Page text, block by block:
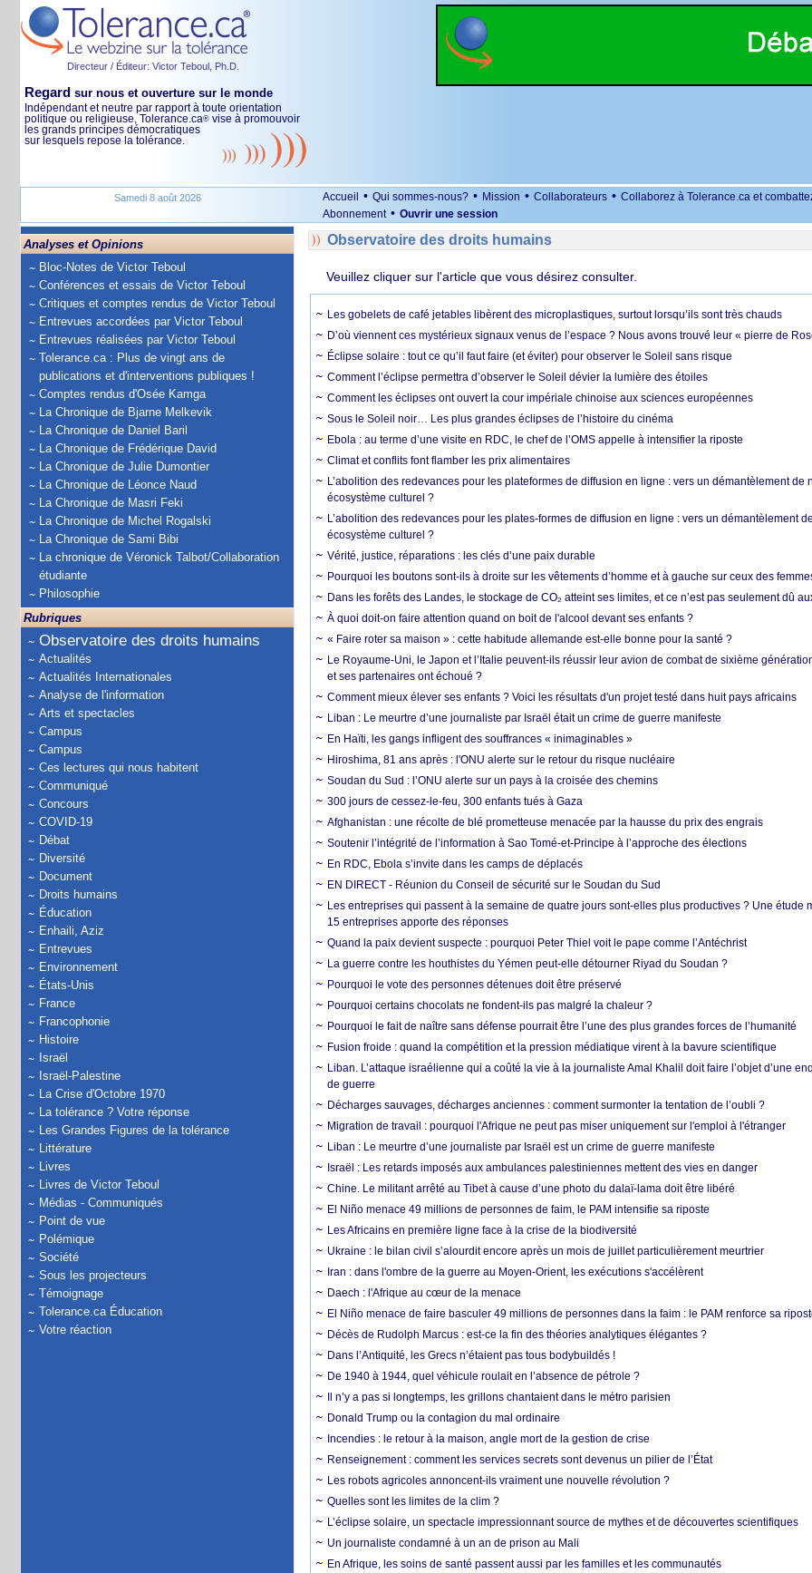
Directeur / Éditeur: Victor Teboul, Ph.D.
Regard sur nous et ouverture sur le monde
Indépendant et neutre par rapport à toute orientation
politique ou religieuse, Tolerance.ca® vise à promouvoir
les grands principes démocratiques
sur lesquels repose la tolérance.
Samedi 8 août 2026 Accueil • Qui sommes-nous? • Mission • Collaborateurs • Collaborez à Tolerance.ca et
Abonnement • Ouvrir une session
Analyses et Opinions
Bloc-Notes de Victor Teboul
Conférences et essais de Victor Teboul
Critiques et comptes rendus de Victor Teboul
Entrevues accordées par Victor Teboul
Entrevues réalisées par Victor Teboul
Tolerance.ca : Plus de vingt ans de
publications et d'interventions publiques !
Comptes rendus d'Osée Kamga
La Chronique de Bjarne Melkevik
La Chronique de Daniel Baril
La Chronique de Frédérique David
La Chronique de Julie Dumontier
La Chronique de Léonce Naud
La Chronique de Masri Feki
La Chronique de Michel Rogalski
La Chronique de Sami Bibi
La chronique de Véronick Talbot/Collaboration
étudiante
Philosophie
Rubriques
Observatoire des droits humains
Actualités
Actualités Internationales
Analyse de l'information
Arts et spectacles
Campus
Campus
Ces lectures qui nous habitent
Communiqué
Concours
COVID-19
Débat
Diversité
Document
Droits humains
Éducation
Enhaili, Aziz
Entrevues
Environnement
États-Unis
France
Francophonie
Histoire
Israël
Israël-Palestine
La Crise d'Octobre 1970
La tolérance ? Votre réponse
Les Grandes Figures de la tolérance
Littérature
Livres
Livres de Victor Teboul
Médias - Communiqués
Point de vue
Polémique
Société
Sous les projecteurs
Témoignage
Tolerance.ca Éducation
Votre réaction
Observatoire des droits humains
Veuillez cliquer sur l'article que vous désirez consulter.
Les gobelets de café jetables libèrent des microplastiques, surtout lorsqu’ils sont très chauds
D’où viennent ces mystérieux signaux venus de l’espace ? Nous avons trouvé leur « pierre de
Éclipse solaire : tout ce qu’il faut faire (et éviter) pour observer le Soleil sans risque
Comment l’éclipse permettra d’observer le Soleil dévier la lumière des étoiles
Comment les éclipses ont ouvert la cour impériale chinoise aux sciences européennes
Sous le Soleil noir… Les plus grandes éclipses de l’histoire du cinéma
Ebola : au terme d’une visite en RDC, le chef de l’OMS appelle à intensifier la riposte
Climat et conflits font flamber les prix alimentaires
L’abolition des redevances pour les plateformes de diffusion en ligne : vers un démantèlement de
écosystème culturel ?
L’abolition des redevances pour les plates-formes de diffusion en ligne : vers un démantèlement
écosystème culturel ?
Vérité, justice, réparations : les clés d’une paix durable
Pourquoi les boutons sont-ils à droite sur les vêtements d’homme et à gauche sur ceux des
Dans les forêts des Landes, le stockage de CO₂ atteint ses limites, et ce n’est pas seulement dû
À quoi doit-on faire attention quand on boit de l'alcool devant ses enfants ?
« Faire roter sa maison » : cette habitude allemande est-elle bonne pour la santé ?
Le Royaume-Uni, le Japon et l’Italie peuvent-ils réussir leur avion de combat de sixième
et ses partenaires ont échoué ?
Comment mieux élever ses enfants ? Voici les résultats d'un projet testé dans huit pays africains
Liban : Le meurtre d’une journaliste par Israël était un crime de guerre manifeste
En Haïti, les gangs infligent des souffrances « inimaginables »
Hiroshima, 81 ans après : l'ONU alerte sur le retour du risque nucléaire
Soudan du Sud : l’ONU alerte sur un pays à la croisée des chemins
300 jours de cessez-le-feu, 300 enfants tués à Gaza
Afghanistan : une récolte de blé prometteuse menacée par la hausse du prix des engrais
Soutenir l’intégrité de l’information à Sao Tomé-et-Principe à l’approche des élections
En RDC, Ebola s’invite dans les camps de déplacés
EN DIRECT - Réunion du Conseil de sécurité sur le Soudan du Sud
Les entreprises qui passent à la semaine de quatre jours sont-elles plus productives ? Une étude
15 entreprises apporte des réponses
Quand la paix devient suspecte : pourquoi Peter Thiel voit le pape comme l’Antéchrist
La guerre contre les houthistes du Yémen peut-elle détourner Riyad du Soudan ?
Pourquoi le vote des personnes détenues doit être préservé
Pourquoi certains chocolats ne fondent-ils pas malgré la chaleur ?
Pourquoi le fait de naître sans défense pourrait être l’une des plus grandes forces de l’humanité
Fusion froide : quand la compétition et la pression médiatique virent à la bavure scientifique
Liban. L’attaque israélienne qui a coûté la vie à la journaliste Amal Khalil doit faire l’objet d’une
de guerre
Décharges sauvages, décharges anciennes : comment surmonter la tentation de l’oubli ?
Migration de travail : pourquoi l'Afrique ne peut pas miser uniquement sur l'emploi à l'étranger
Liban : Le meurtre d’une journaliste par Israël est un crime de guerre manifeste
Israël : Les retards imposés aux ambulances palestiniennes mettent des vies en danger
Chine. Le militant arrêté au Tibet à cause d’une photo du dalaï-lama doit être libéré
El Niño menace 49 millions de personnes de faim, le PAM intensifie sa riposte
Les Africains en première ligne face à la crise de la biodiversité
Ukraine : le bilan civil s’alourdit encore après un mois de juillet particulièrement meurtrier
Iran : dans l'ombre de la guerre au Moyen-Orient, les exécutions s'accélèrent
Daech : l'Afrique au cœur de la menace
El Niño menace de faire basculer 49 millions de personnes dans la faim : le PAM renforce sa
Décès de Rudolph Marcus : est-ce la fin des théories analytiques élégantes ?
Dans l’Antiquité, les Grecs n’étaient pas tous bodybuildés !
De 1940 à 1944, quel véhicule roulait en l’absence de pétrole ?
Il n’y a pas si longtemps, les grillons chantaient dans le métro parisien
Donald Trump ou la contagion du mal ordinaire
Incendies : le retour à la maison, angle mort de la gestion de crise
Renseignement : comment les services secrets sont devenus un pilier de l’État
Les robots agricoles annoncent-ils vraiment une nouvelle révolution ?
Quelles sont les limites de la clim ?
L’éclipse solaire, un spectacle impressionnant source de mythes et de découvertes scientifiques
Un journaliste condamné à un an de prison au Mali
En Afrique, les soins de santé passent aussi par les familles et les communautés